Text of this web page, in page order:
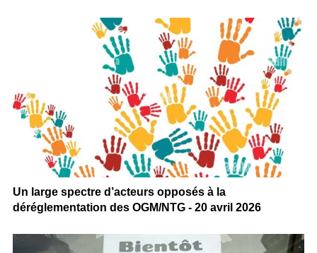
Un large spectre d’acteurs opposés à la
déréglementation des OGM/NTG - 20 avril 2026